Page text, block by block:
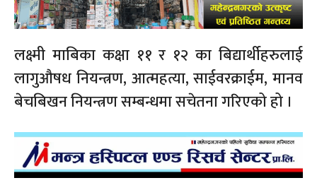
लक्ष्मी माबिका कक्षा ११ र १२ का बिद्यार्थीहरुलाई
लागुऔषध नियन्त्रण, आत्महत्या, साईवरक्राईम, मानव
बेचबिखन नियन्त्रण सम्बन्धमा सचेतना गरिएको हो ।